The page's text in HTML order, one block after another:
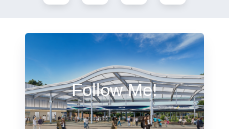
Follow Me!